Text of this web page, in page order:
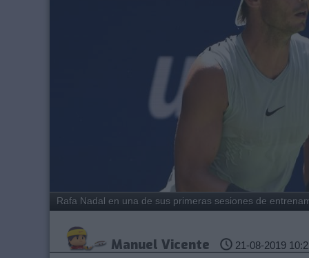
Rafa Nadal en una de sus primeras sesiones de
Manuel Vicente 21-08-2019